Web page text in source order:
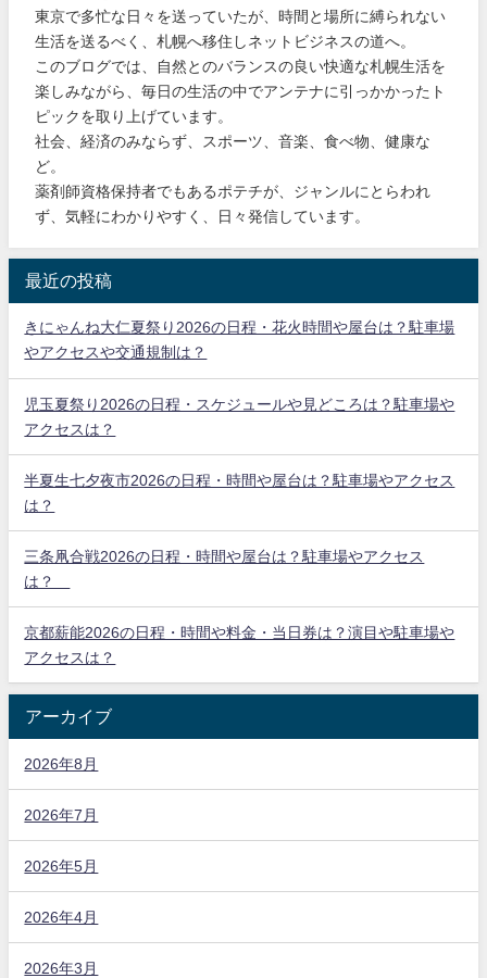
東京で多忙な日々を送っていたが、時間と場所に縛られない
生活を送るべく、札幌へ移住しネットビジネスの道へ。
このブログでは、自然とのバランスの良い快適な札幌生活を
楽しみながら、毎日の生活の中でアンテナに引っかかったト
ピックを取り上げています。
社会、経済のみならず、スポーツ、音楽、食べ物、健康な
ど。
薬剤師資格保持者でもあるポテチが、ジャンルにとらわれ
ず、気軽にわかりやすく、日々発信しています。
最近の投稿
きにゃんね大仁夏祭り2026の日程・花火時間や屋台は？駐車場
やアクセスや交通規制は？
児玉夏祭り2026の日程・スケジュールや見どころは？駐車場や
アクセスは？
半夏生七夕夜市2026の日程・時間や屋台は？駐車場やアクセス
は？
三条凧合戦2026の日程・時間や屋台は？駐車場やアクセス
は？
京都薪能2026の日程・時間や料金・当日券は？演目や駐車場や
アクセスは？
アーカイブ
2026年8月
2026年7月
2026年5月
2026年4月
2026年3月